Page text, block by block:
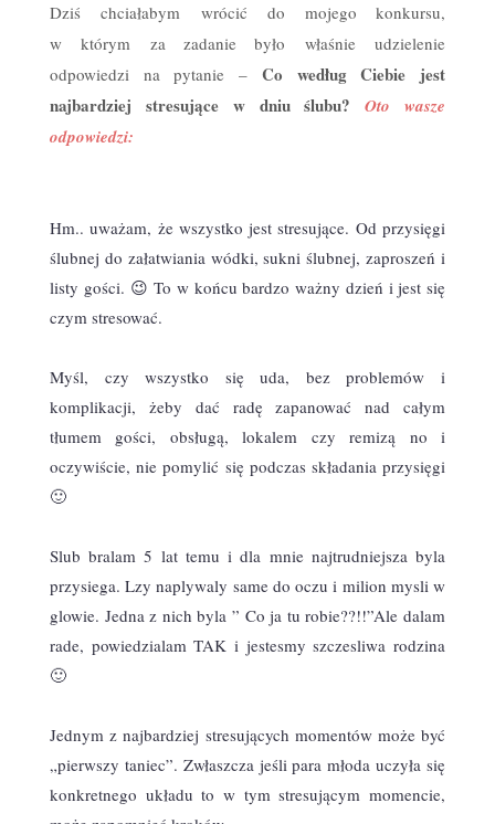
Dziś chciałabym wrócić do mojego konkursu,
w którym za zadanie było właśnie udzielenie
odpowiedzi na pytanie – Co według Ciebie jest
najbardziej stresujące w dniu ślubu?Oto wasze
odpowiedzi:
Hm.. uważam, że wszystko jest stresujące. Od przysięgi
ślubnej do załatwiania wódki, sukni ślubnej, zaproszeń i
listy gości. 😉 To w końcu bardzo ważny dzień i jest się
czym stresować.
Myśl, czy wszystko się uda, bez problemów i
komplikacji, żeby dać radę zapanować nad całym
tłumem gości, obsługą, lokalem czy remizą no i
oczywiście, nie pomylić się podczas składania przysięgi
🙂
Slub bralam 5 lat temu i dla mnie najtrudniejsza byla
przysiega. Lzy naplywaly same do oczu i milion mysli w
glowie. Jedna z nich byla ” Co ja tu robie??!!”Ale dalam
rade, powiedzialam TAK i jestesmy szczesliwa rodzina
🙂
Jednym z najbardziej stresujących momentów może być
„pierwszy taniec”. Zwłaszcza jeśli para młoda uczyła się
konkretnego układu to w tym stresującym momencie,